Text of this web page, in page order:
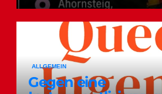
ALLGEMEIN
Gegen eine